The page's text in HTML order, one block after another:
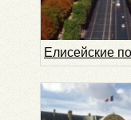
Елисейские